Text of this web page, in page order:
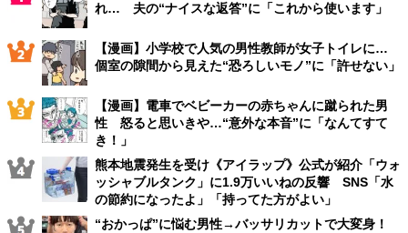
れ… 夫の“ナイスな返答”に「これから使います」
【漫画】小学校で人気の男性教師が女子トイレに…
個室の隙間から見えた“恐ろしいモノ”に「許せない」
【漫画】電車でベビーカーの赤ちゃんに蹴られた男
性 怒ると思いきや…“意外な本音”に「なんてすて
き！」
熊本地震発生を受け《アイラップ》公式が紹介「ウォ
ッシャブルタンク」に1.9万いいねの反響 SNS「水
の節約になったよ」「持ってた方がよい」
“おかっぱ”に悩む男性→バッサリカットで大変身！